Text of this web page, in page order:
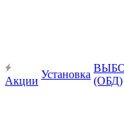
Акции
Установка
(ОБД)